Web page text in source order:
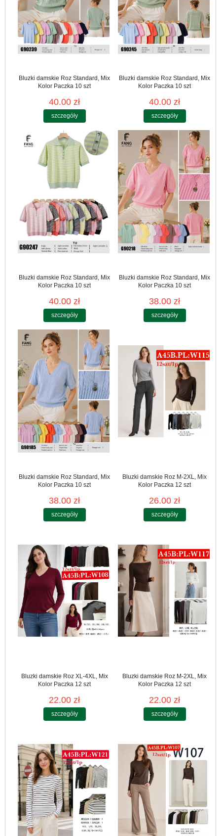
Bluzki damskie Roz Standard, Mix
Kolor Paczka 10 szt
40.00 zł
szczegóły
Bluzki damskie Roz Standard, Mix
Kolor Paczka 10 szt
40.00 zł
szczegóły
Bluzki damskie Roz Standard, Mix
Kolor Paczka 10 szt
40.00 zł
szczegóły
Bluzki damskie Roz Standard, Mix
Kolor Paczka 10 szt
38.00 zł
szczegóły
Bluzki damskie Roz Standard, Mix
Kolor Paczka 10 szt
38.00 zł
szczegóły
Bluzki damskie Roz M-2XL, Mix
Kolor Paczka 12 szt
26.00 zł
szczegóły
Bluzki damskie Roz XL-4XL, Mix
Kolor Paczka 12 szt
22.00 zł
szczegóły
Bluzki damskie Roz M-2XL, Mix
Kolor Paczka 12 szt
22.00 zł
szczegóły